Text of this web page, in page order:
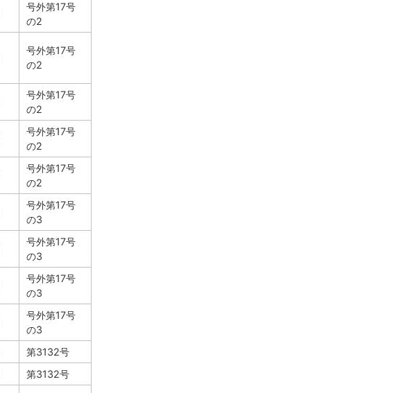
号外第17号
の2
号外第17号
の2
号外第17号
の2
号外第17号
の2
号外第17号
の2
号外第17号
の3
号外第17号
の3
号外第17号
の3
号外第17号
の3
第3132号
第3132号